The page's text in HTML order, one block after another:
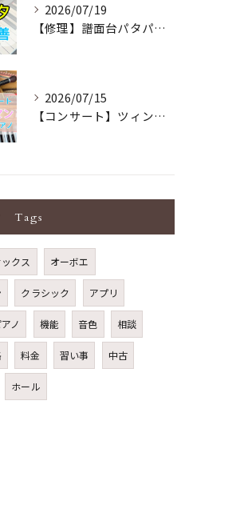
2026/07/19
【修理】譜面台パタパタを改善！ストレス解消！
2026/07/15
【コンサート】ツィンマーマンのグランドピアノ♪木目猫足グラン...
Tags
クス オーボエ
クラシック アプリ
ノ 機能 音色 相談
料金 習い事 中古
ホール